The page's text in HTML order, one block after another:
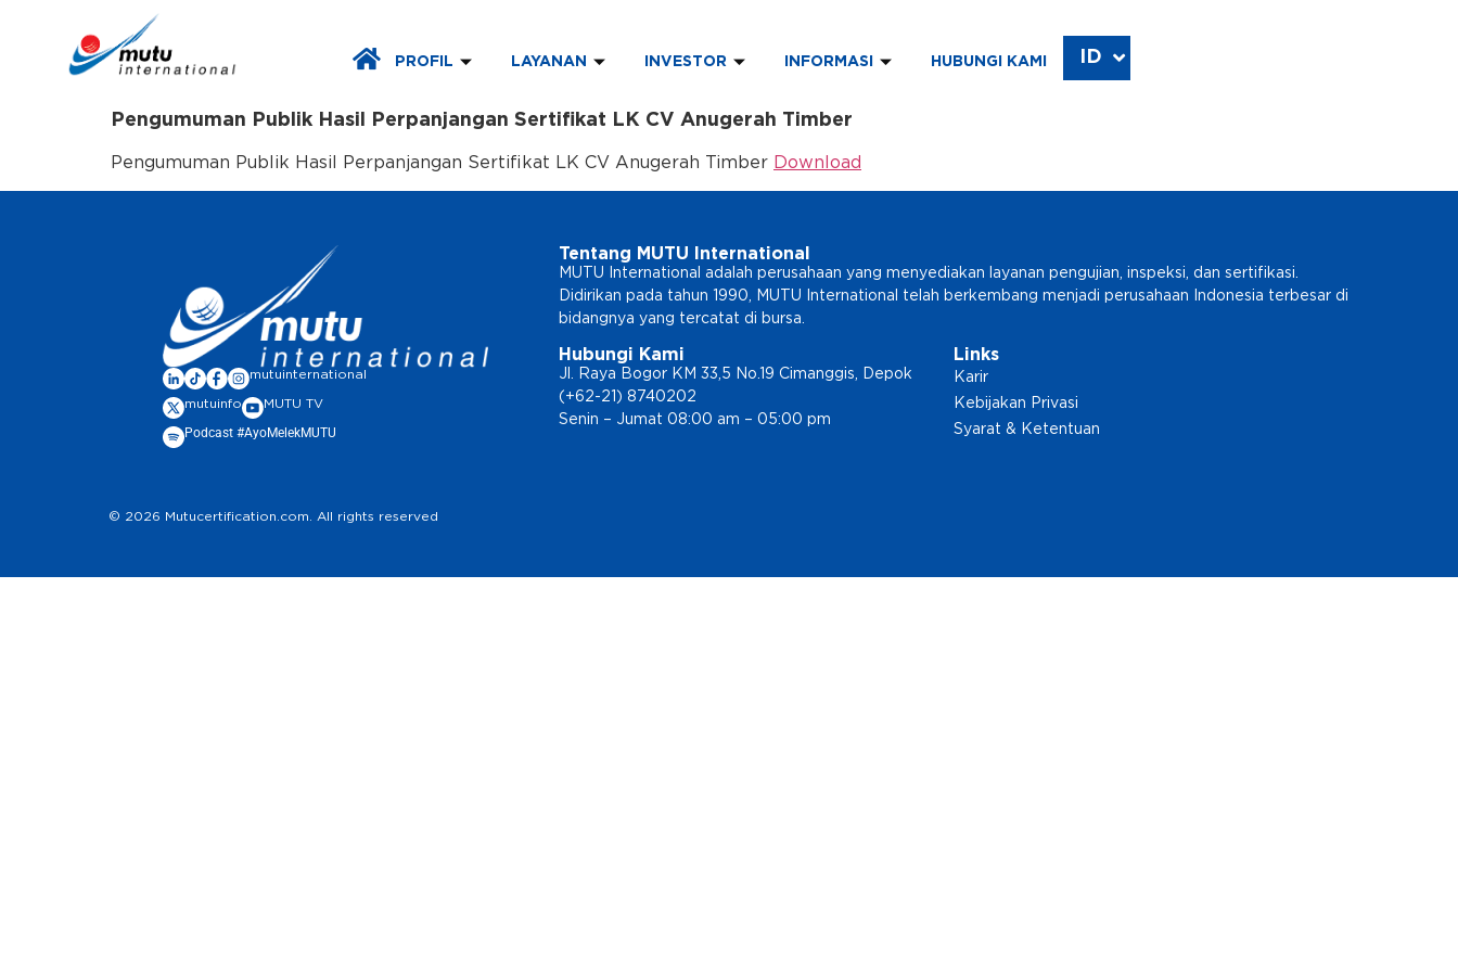
PROFIL LAYANAN INVESTOR INFORMASI HUBUNGI KAMI ID
EN
Pengumuman Publik Hasil Perpanjangan Sertifikat LK CV Anugerah Timber
Pengumuman Publik Hasil Perpanjangan Sertifikat LK CV Anugerah Timber Download
mutuinternational
mutuinfo MUTU TV
Podcast #AyoMelekMUTU
Tentang MUTU International
MUTU International adalah perusahaan yang menyediakan layanan pengujian, inspeksi, dan sertifikasi.
Didirikan pada tahun 1990, MUTU International telah berkembang menjadi perusahaan Indonesia terbesar di
bidangnya yang tercatat di bursa.
Hubungi Kami
Jl. Raya Bogor KM 33,5 No.19 Cimanggis, Depok
(+62-21) 8740202
Senin – Jumat 08:00 am – 05:00 pm
Links
Karir
Kebijakan Privasi
Syarat & Ketentuan
© 2026 Mutucertification.com. All rights reserved